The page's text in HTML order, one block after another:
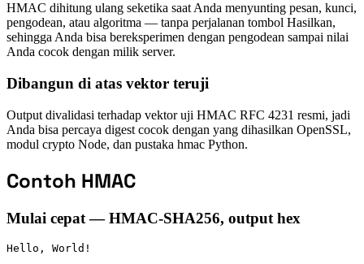
HMAC dihitung ulang seketika saat Anda menyunting pesan, kunci,
pengodean, atau algoritma — tanpa perjalanan tombol Hasilkan,
sehingga Anda bisa bereksperimen dengan pengodean sampai nilai
Anda cocok dengan milik server.
Dibangun di atas vektor teruji
Output divalidasi terhadap vektor uji HMAC RFC 4231 resmi, jadi
Anda bisa percaya digest cocok dengan yang dihasilkan OpenSSL,
modul crypto Node, dan pustaka hmac Python.
Contoh HMAC
Mulai cepat — HMAC-SHA256, output hex
Hello, World!